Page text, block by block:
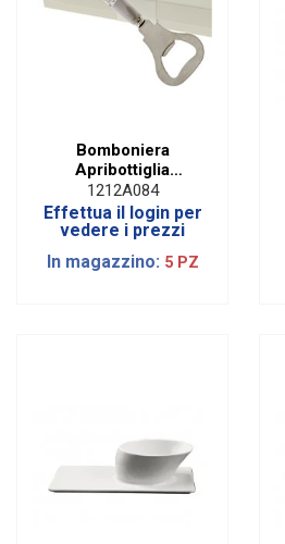
Bomboniera
Apribottiglia
Maiolica con Box
1212A084
Effettua il login per
vedere i prezzi
In magazzino: 5 PZ